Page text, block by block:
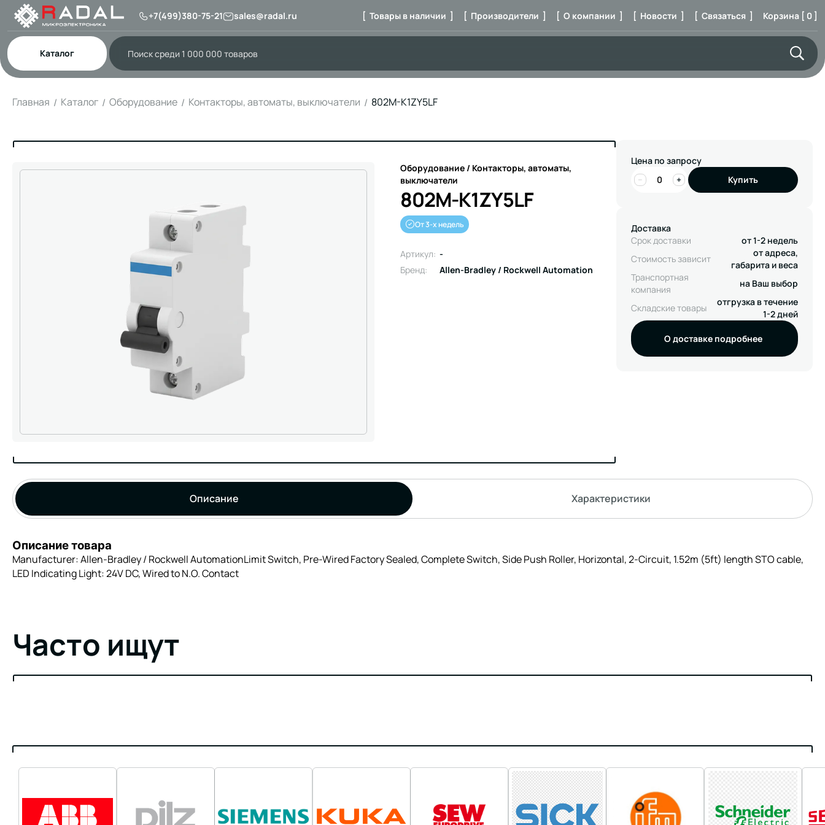
+7(499)380-75-21 sales@radal.ru [ Товары в наличии ] [ Производители ] [ О компании ] [ Новости ] [ Связаться ] Корзина [ 0 ]
Каталог
Главная Каталог Оборудование Контакторы, автоматы, выключатели 802M-K1ZY5LF
Оборудование / Контакторы, автоматы,
выключатели
802M-K1ZY5LF
От 3-х недель
Артикул: -
Бренд:
Allen-Bradley / Rockwell Automation
Цена по запросу
−
+ Купить
Доставка
Срок доставки
от 1-2 недель
Стоимость зависит
от адреса,
габарита и веса
Транспортная
компания
на Ваш выбор
Складские товары
отгрузка в течение
1-2 дней
О доставке подробнее
Описание Характеристики
Описание товара
Manufacturer: Allen-Bradley / Rockwell AutomationLimit Switch, Pre-Wired Factory Sealed, Complete Switch, Side Push Roller, Horizontal, 2-Circuit, 1.52m (5ft) length STO cable,
LED Indicating Light: 24V DC, Wired to N.O. Contact
Часто ищут